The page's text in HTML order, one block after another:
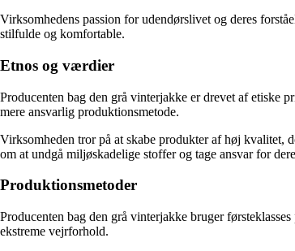
Virksomhedens passion for udendørslivet og deres
stilfulde og komfortable.
Etnos og værdier
Producenten bag den grå vinterjakke er drevet af etiske
mere ansvarlig produktionsmetode.
Virksomheden tror på at skabe produkter af høj kvalitet,
om at undgå miljøskadelige stoffer og tage ansvar for
Produktionsmetoder
Producenten bag den grå vinterjakke bruger
ekstreme vejrforhold.